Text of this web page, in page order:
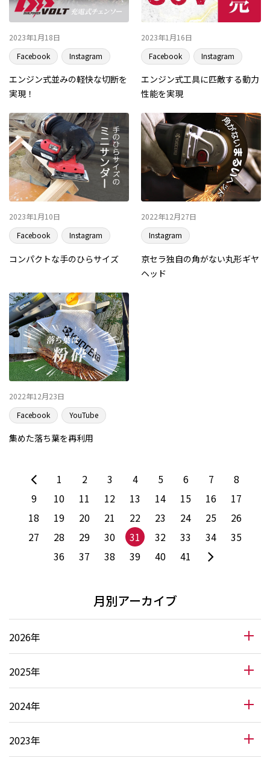
2023年1月18日
Facebook
Instagram
エンジン式並みの軽快な切断を
実現！
2023年1月16日
Facebook
Instagram
エンジン式工具に匹敵する動力
性能を実現
2023年1月10日
Facebook
Instagram
コンパクトな手のひらサイズ
2022年12月27日
Instagram
京セラ独自の角がない丸形ギヤ
ヘッド
2022年12月23日
Facebook
YouTube
集めた落ち葉を再利用
1 2 3 4 5 6 7
8
9
10 11 12 13 14 15 16
17
18
19 20 21 22 23 24 25
26
27
28 29 30 31 32 33 34
35
36
37 38 39 40 41
月別アーカイブ
2026年
2025年
2024年
2023年